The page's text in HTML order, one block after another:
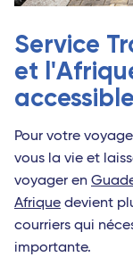
Service
et
Pour votre
vous la vie et
voyager en
Afrique devient
courriers qui
importante.